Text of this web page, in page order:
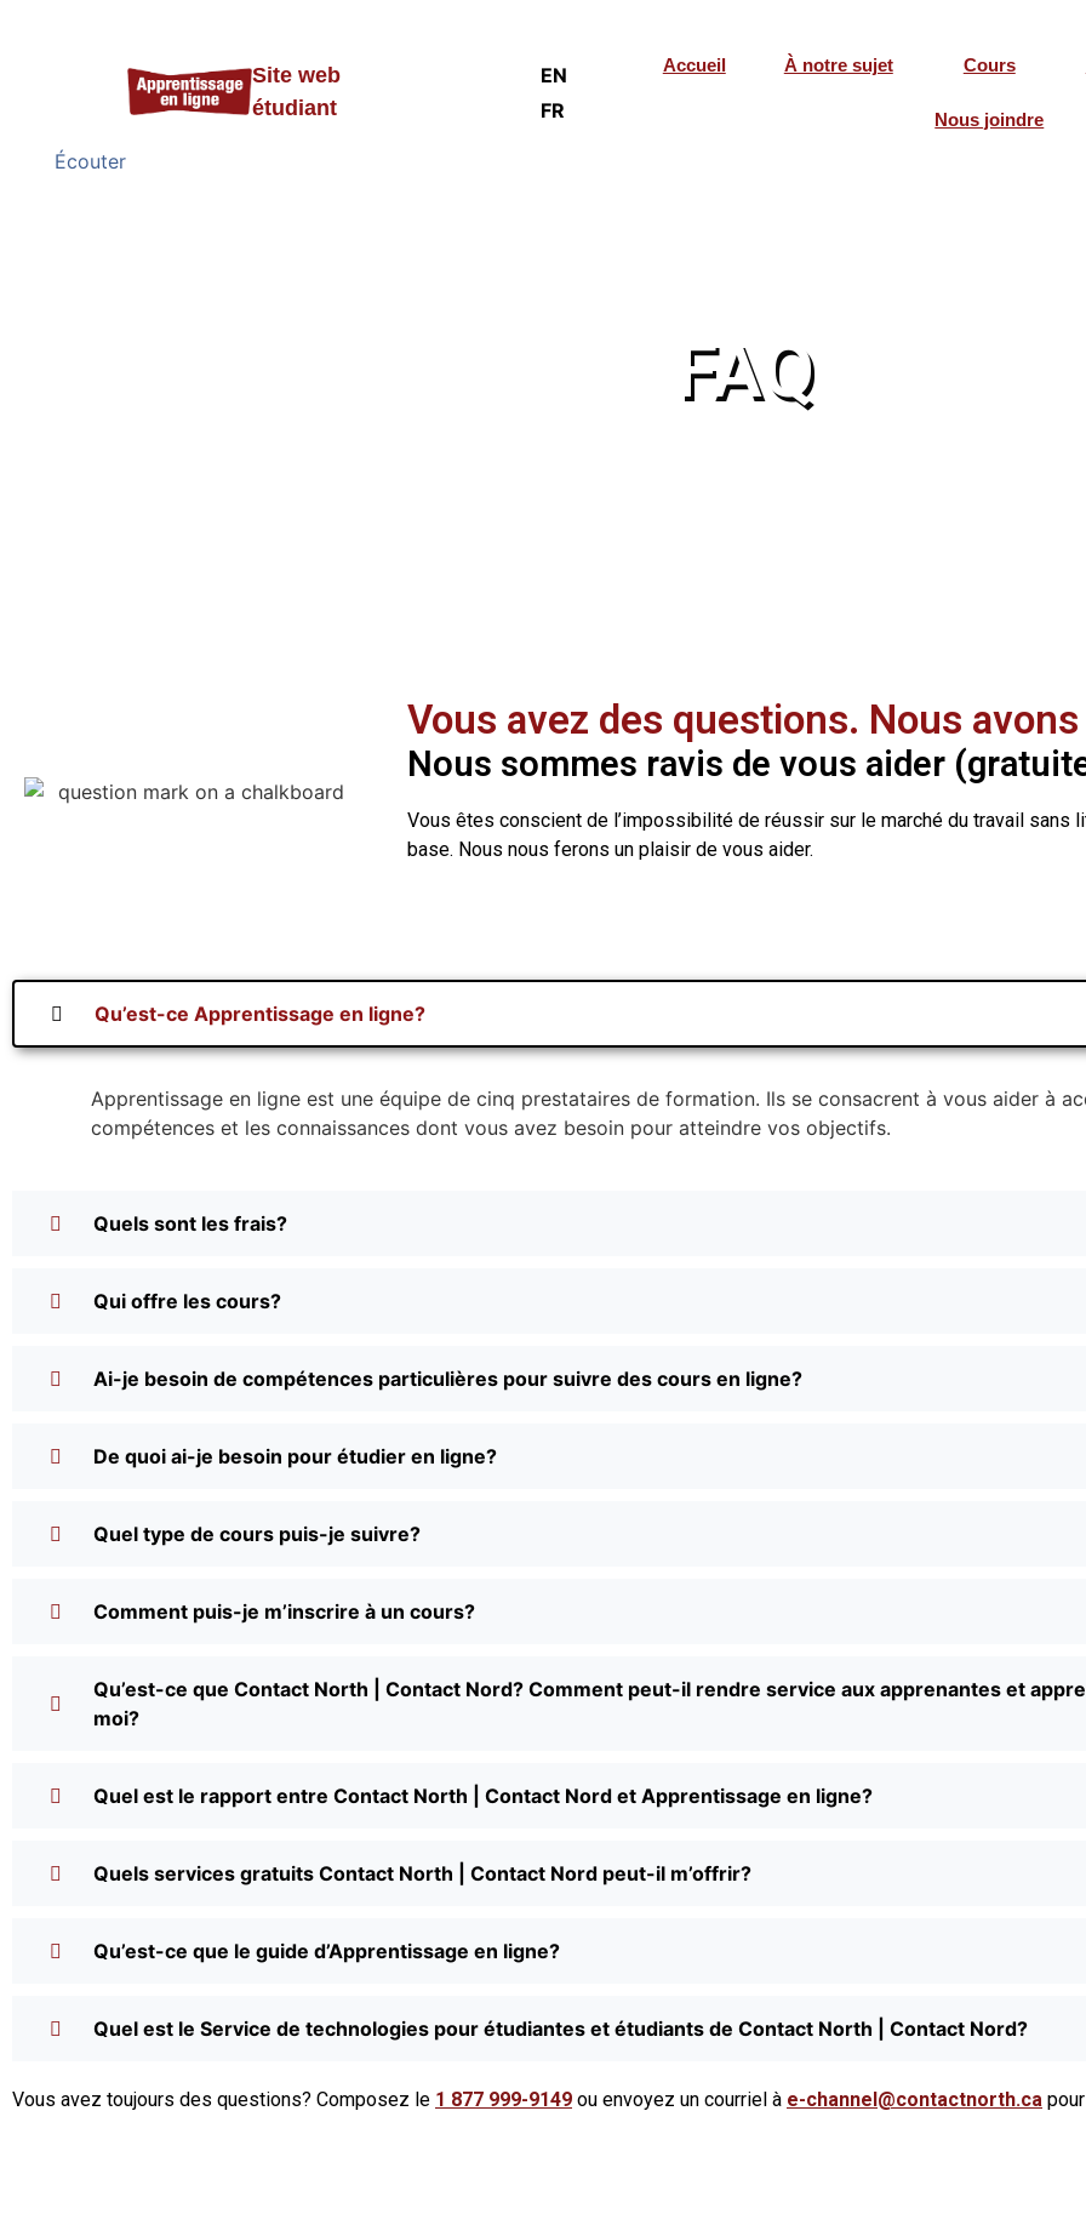
Site web
étudiant
EN
FR
Accueil À notre sujet Cours
Nous joindre
Écouter
FAQ
Vous avez des questions. Nous
Nous sommes ravis de vous aider
Vous êtes conscient de l’impossibilité de réussir sur le marché du travail sans
base. Nous nous ferons un plaisir de vous aider.
Qu’est-ce Apprentissage en ligne?
Apprentissage en ligne est une équipe de cinq prestataires de formation. Ils se consacrent à vous aider à
compétences et les connaissances dont vous avez besoin pour atteindre vos objectifs.
Quels sont les frais?
Qui offre les cours?
Ai-je besoin de compétences particulières pour suivre des cours en ligne?
De quoi ai-je besoin pour étudier en ligne?
Quel type de cours puis-je suivre?
Comment puis-je m’inscrire à un cours?
Qu’est-ce que Contact North | Contact Nord? Comment peut-il rendre service aux apprenantes et
moi?
Quel est le rapport entre Contact North | Contact Nord et Apprentissage en ligne?
Quels services gratuits Contact North | Contact Nord peut-il m’offrir?
Qu’est-ce que le guide d’Apprentissage en ligne?
Quel est le Service de technologies pour étudiantes et étudiants de Contact North | Contact Nord?
Vous avez toujours des questions? Composez le 1 877 999-9149 ou envoyez un courriel à e-channel@contactnorth.ca